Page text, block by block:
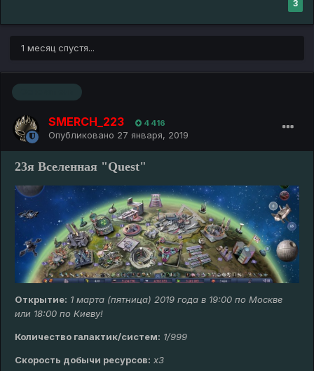
3
1 месяц спустя...
SMERCH_223 4 416
Опубликовано 27 января, 2019
23я Вселенная "Quest"
Открытие: 1 марта (пятница) 2019 года в 19:00 по Москве
или 18:00 по Киеву!
Количество галактик/систем: 1/999
Скорость добычи ресурсов: х3